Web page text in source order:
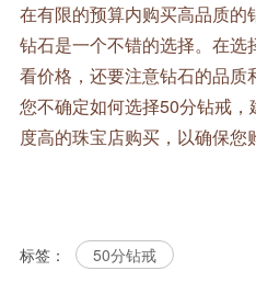
在有限的预算内购买高品质的
钻石是一个不错的选择。在
看价格，还要注意钻石的品
您不确定如何选择50分钻戒
度高的珠宝店购买，以确保您
标签： 50分钻戒